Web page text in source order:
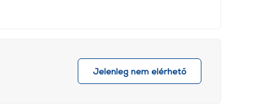
Jelenleg nem elérhető